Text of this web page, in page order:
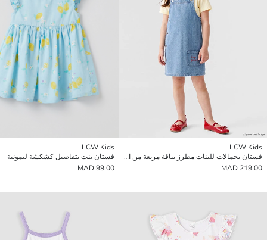
LCW Kids
فستان بحمالات للبنات مطرز بياقة مربعة من الجينز
219.00 MAD
LCW Kids
فستان بنت بتفاصيل كشكشة ليمونية
99.00 MAD